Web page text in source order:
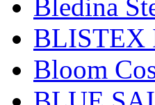
Bledina
BLISTEX
Bloom